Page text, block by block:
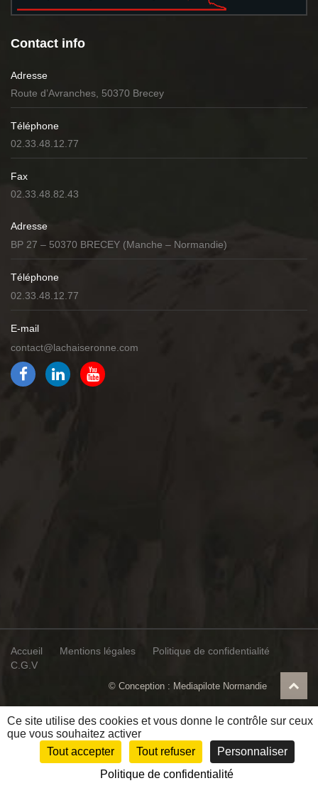
Contact info
Adresse
Route d’Avranches, 50370 Brecey
Téléphone
02.33.48.12.77
Fax
02.33.48.82.43
Adresse
BP 27 – 50370 BRECEY (Manche – Normandie)
Téléphone
02.33.48.12.77
E-mail
contact@lachaiseronne.com
Accueil Mentions légales
Politique de confidentialité
C.G.V
© Conception : Mediapilote Normandie
Ce site utilise des cookies et vous donne le contrôle sur ceux
que vous souhaitez activer
Tout accepter
Tout refuser
Personnaliser
Politique de confidentialité